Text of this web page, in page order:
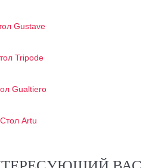
Gustave
Tripode
Gualtiero
Стол Artu